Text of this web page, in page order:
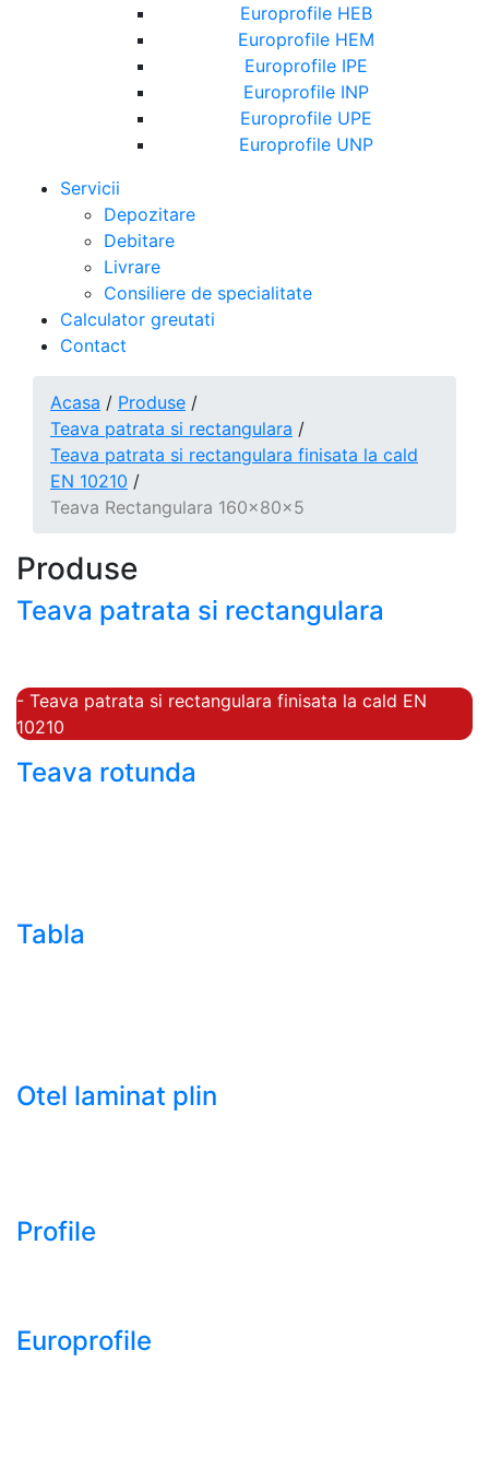
Europrofile HEB
Europrofile HEM
Europrofile IPE
Europrofile INP
Europrofile UPE
Europrofile UNP
Servicii
Depozitare
Debitare
Livrare
Consiliere de specialitate
Calculator greutati
Contact
Acasa / Produse /
Teava patrata si rectangulara /
Teava patrata si rectangulara finisata la cald
EN 10210 /
Teava Rectangulara 160x80x5
Produse
Teava patrata si rectangulara
- Teava patrata si rectangulara finisata la cald EN
10210
Teava rotunda
Tabla
Otel laminat plin
Profile
Europrofile